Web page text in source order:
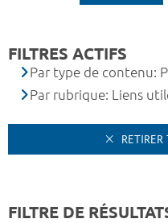
FILTRES ACTIFS
Par type de contenu:
Par rubrique: Liens
RETIRER
FILTRE DE